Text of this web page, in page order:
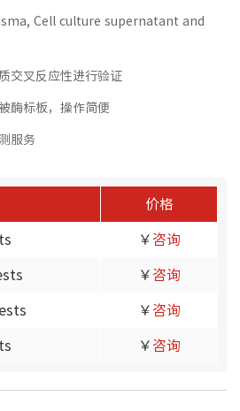
Cell culture supernatant and
交叉反应性进行验证
酶标板，操作简便
服务
价格
￥ 咨询
￥ 咨询
￥ 咨询
￥ 咨询